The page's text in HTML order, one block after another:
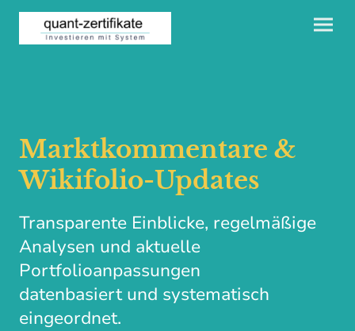
Marktkommentare &
Wikifolio-Updates
Transparente Einblicke, regelmäßige
Analysen und aktuelle
Portfolioanpassungen
datenbasiert und systematisch
eingeordnet.